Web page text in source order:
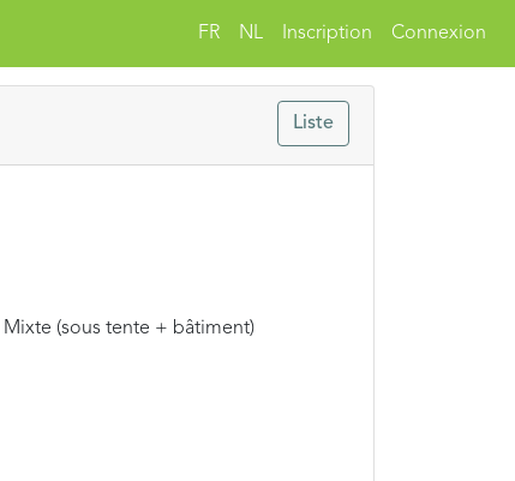
FR NL Inscription Connexion
Liste
Mixte (sous tente + bâtiment)